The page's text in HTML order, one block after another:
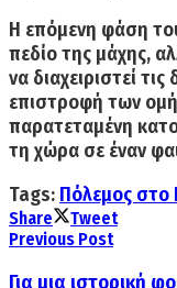
Η επόμενη φάση
πεδίο της μάχης,
να διαχειριστεί
επιστροφή των
παρατεταμένη
τη χώρα σε έναν
Tags: Πόλεμος στο
Share
Tweet
Previous Post
Για μια ιστορική